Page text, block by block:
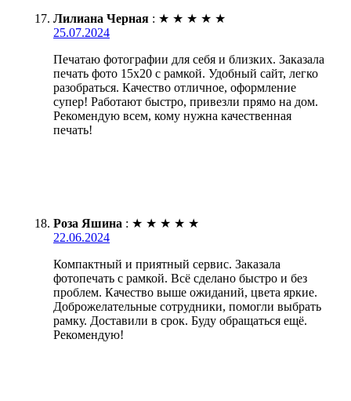
Лилиана Черная : ★ ★ ★ ★ ★
25.07.2024
Печатаю фотографии для себя и близких. Заказала
печать фото 15х20 с рамкой. Удобный сайт, легко
разобраться. Качество отличное, оформление
супер! Работают быстро, привезли прямо на дом.
Рекомендую всем, кому нужна качественная
печать!
Роза Яшина : ★ ★ ★ ★ ★
22.06.2024
Компактный и приятный сервис. Заказала
фотопечать с рамкой. Всё сделано быстро и без
проблем. Качество выше ожиданий, цвета яркие.
Доброжелательные сотрудники, помогли выбрать
рамку. Доставили в срок. Буду обращаться ещё.
Рекомендую!